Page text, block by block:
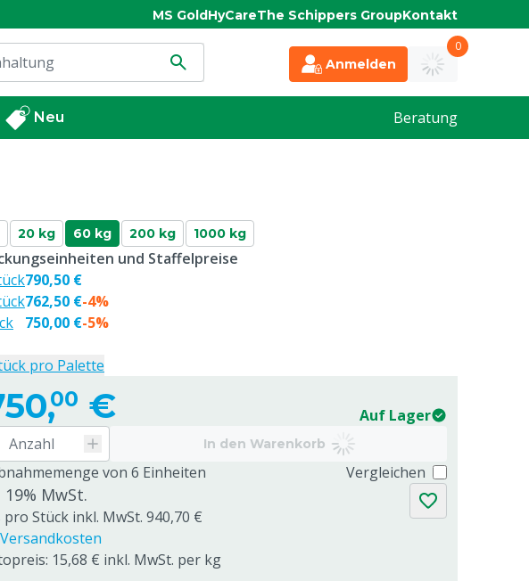
MS GoldHyCareThe Schippers GroupKontakt
Anmelden
0
Neu Beratung
20 kg 60 kg 200 kg 1000 kg
00 € Auf Lager
In den Warenkorb
von 6 Einheiten
19% MwSt.
pro Stück inkl. MwSt. 940,70 €
Versandkosten
15,68 € inkl. MwSt. per kg
Vergleichen
und Staffelpreise
790,50 €
762,50 €
750,00 €
-4%
-5%
pro Palette